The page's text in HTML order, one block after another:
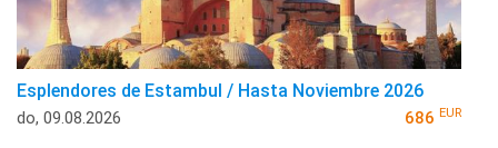
Esplendores de Estambul / Hasta Noviembre 2026
do, 09.08.2026 686 EUR